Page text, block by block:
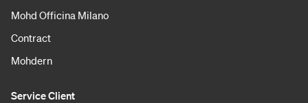
Mohd Officina Milano
Contract
Mohdern
Service Client